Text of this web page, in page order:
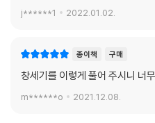
j******1 2022.01.02.
종이책 구매
창세기를 이렇게 풀어 주시니 너
m******o 2021.12.08.